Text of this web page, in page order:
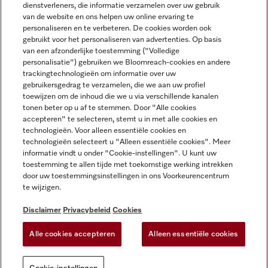
Disclaimer
Algemene voorwaarden en informatie
Privacybeleid
Gebruiksvoorwaarden
Toegankelijkheidsverklaring
Digital Services Act
Cookie-instellingen
Miele op Instagram
Miele op Facebook
Miele op Youtube
dienstverleners, die informatie verzamelen over uw gebruik
van de website en ons helpen uw online ervaring te
personaliseren en te verbeteren. De cookies worden ook
gebruikt voor het personaliseren van advertenties. Op basis
van een afzonderlijke toestemming ("Volledige
personalisatie") gebruiken we Bloomreach-cookies en andere
trackingtechnologieën om informatie over uw
gebruikersgedrag te verzamelen, die we aan uw profiel
toewijzen om de inhoud die we u via verschillende kanalen
tonen beter op u af te stemmen. Door "Alle cookies
accepteren" te selecteren, stemt u in met alle cookies en
technologieën. Voor alleen essentiële cookies en
technologieën selecteert u "Alleen essentiële cookies". Meer
informatie vindt u onder "Cookie-instellingen". U kunt uw
toestemming te allen tijde met toekomstige werking intrekken
door uw toestemmingsinstellingen in ons Voorkeurencentrum
te wijzigen.
Disclaimer Privacybeleid Cookies
Alle cookies accepteren Alleen essentiële cookies